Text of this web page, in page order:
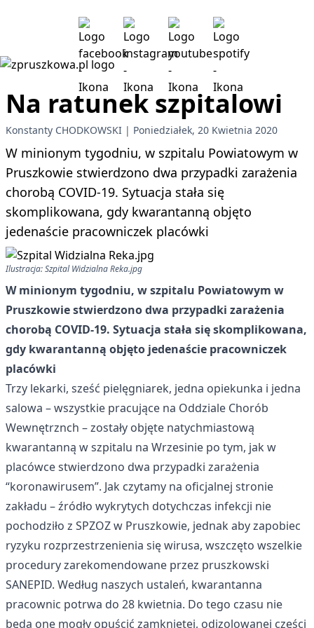
Na ratunek szpitalowi
Konstanty CHODKOWSKI Poniedziałek, 20 Kwietnia 2020
W minionym tygodniu, w szpitalu Powiatowym w
Pruszkowie stwierdzono dwa przypadki zarażenia
chorobą COVID-19. Sytuacja stała się
skomplikowana, gdy kwarantanną objęto
jedenaście pracowniczek placówki
Ilustracja: Szpital Widzialna Reka.jpg
W minionym tygodniu, w szpitalu Powiatowym w
Pruszkowie stwierdzono dwa przypadki zarażenia
chorobą COVID-19. Sytuacja stała się skomplikowana,
gdy kwarantanną objęto jedenaście pracowniczek
placówki
Trzy lekarki, sześć pielęgniarek, jedna opiekunka i jedna
salowa – wszystkie pracujące na Oddziale Chorób
Wewnętrznch – zostały objęte natychmiastową
kwarantanną w szpitalu na Wrzesinie po tym, jak w
placówce stwierdzono dwa przypadki zarażenia
“koronawirusem”. Jak czytamy na oficjalnej stronie
zakładu – źródło wykrytych dotychczas infekcji nie
pochodziło z SPZOZ w Pruszkowie, jednak aby zapobiec
ryzyku rozprzestrzenienia się wirusa, wszczęto wszelkie
procedury zarekomendowane przez pruszkowski
SANEPID. Według naszych ustaleń, kwarantanna
pracownic potrwa do 28 kwietnia. Do tego czasu nie
będą one mogły opuścić zamkniętej, odizolowanej części